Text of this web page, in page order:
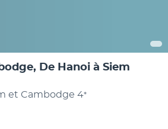
De Hanoi à Siem
et Cambodge 4*